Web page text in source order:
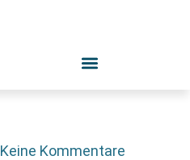
Keine Kommentare